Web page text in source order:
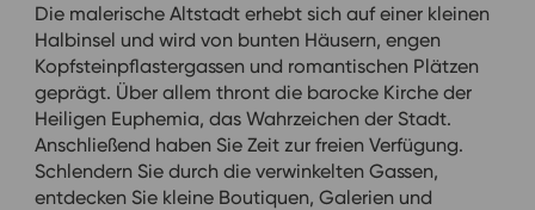
Die malerische Altstadt erhebt sich auf einer kleinen
Halbinsel und wird von bunten Häusern, engen
Kopfsteinpflastergassen und romantischen Plätzen
geprägt. Über allem thront die barocke Kirche der
Heiligen Euphemia, das Wahrzeichen der Stadt.
Anschließend haben Sie Zeit zur freien Verfügung.
Schlendern Sie durch die verwinkelten Gassen,
entdecken Sie kleine Boutiquen, Galerien und